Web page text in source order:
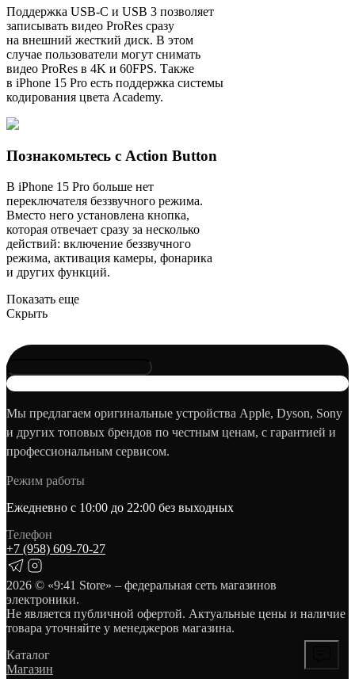
Поддержка USB-C и USB 3 позволяет
записывать видео ProRes сразу
на внешний жесткий диск. В этом
случае пользователи могут снимать
видео ProRes в 4K и 60FPS. Также
в iPhone 15 Pro есть поддержка системы
кодирования цвета Academy.
Познакомьтесь с Action Button
В iPhone 15 Pro больше нет
переключателя беззвучного режима.
Вместо него установлена кнопка,
которая отвечает сразу за несколько
действий: включение беззвучного
режима, активация камеры, фонарика
и других функций.
Показать еще
Скрыть
Мы предлагаем оригинальные устройства Apple, Dyson, Sony
и других топовых брендов по честным ценам, с гарантией и
профессиональным сервисом.
Режим работы
Ежедневно с 10:00 до 22:00 без выходных
Телефон
+7 (958) 609‑70‑27
2026 © «9:41 Store» – федеральная сеть магазинов
электроники.
Не является публичной офертой. Актуальные цены и наличие
товара уточняйте у менеджеров магазина.
Каталог
Магазин